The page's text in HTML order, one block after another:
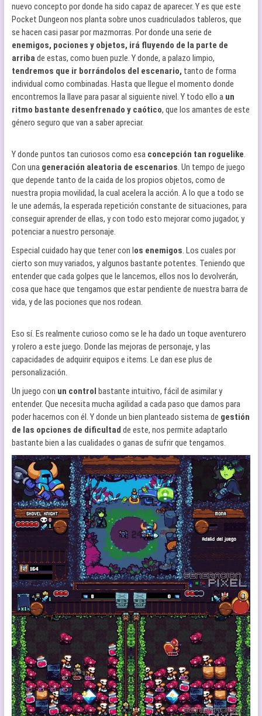
nuevo concepto por donde ha sido capaz de aparecer. Y es que este
Pocket Dungeon nos planta sobre unos cuadriculados tableros, que
se hacen casi pasar por mazmorras. Por donde una serie de
enemigos, pociones y objetos, irá fluyendo de la parte de
arribade estas, como buen puzle. Y donde, a palazo limpio,
tendremos que ir borrándolos del escenario, tanto de forma
individual como combinadas. Hasta que llegue el momento donde
encontremos la llave para pasar al siguiente nivel. Y todo ello a un
ritmo bastante desenfrenado y caótico, que los amantes de este
género seguro que van a saber apreciar.
Y donde puntos tan curiosos como esa concepción tan roguelike.
Con una generación aleatoria de escenarios. Un tempo de juego
que depende tanto de la caida de los propios objetos, como de
nuestra propia movilidad, la cual acelera la acción. A lo que a todo se
le une además, la esperada repetición constante de situaciones, para
conseguir aprender de ellas, y con todo esto mejorar como jugador, y
potenciar a nuestro personaje.
Especial cuidado hay que tener con los enemigos. Los cuales por
cierto son muy variados, y algunos bastante potentes. Teniendo que
entender que cada golpes que le lancemos, ellos nos lo devolverán,
cosa que hace que tengamos que estar pendiente de nuestra barra de
vida, y de las pociones que nos rodean.
Eso sí. Es realmente curioso como se le ha dado un toque aventurero
y rolero a este juego. Donde las mejoras de personaje, y las
capacidades de adquirir equipos e items. Le dan ese plus de
personalización.
Un juego con un control bastante intuitivo, fácil de asimilar y
entender. Que necesita mucha agilidad a cada paso que damos para
poder hacernos con él. Y donde un bien planteado sistema de gestión
de las opciones de dificultad de este, nos permite adaptarlo
bastante bien a las cualidades o ganas de sufrir que tengamos.